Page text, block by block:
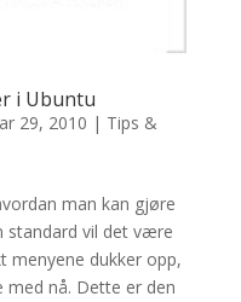
i Ubuntu
29, 2010 | Tips &
man kan gjøre
standard vil det være
menyene dukker opp,
nå. Dette er den